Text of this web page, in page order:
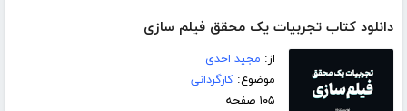
دانلود کتاب تجربیات یک محقق فیلم سازی
از: مجید احدی
موضوع:کارگردانی
۱۰۵ صفحه